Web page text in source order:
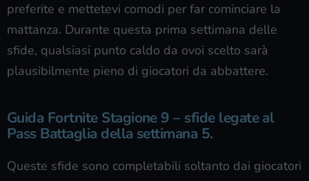
preferite e mettetevi comodi per far cominciare la
mattanza. Durante questa prima settimana delle
sfide, qualsiasi punto caldo da ovoi scelto sarà
plausibilmente pieno di giocatori da abbattere.
Guida Fortnite Stagione 9 – sfide legate al
Pass Battaglia della settimana 5.
Queste sfide sono completabili soltanto dai giocatori